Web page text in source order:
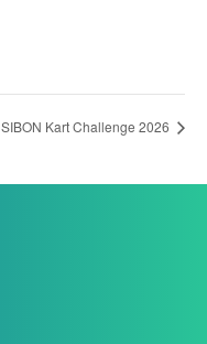
SIBON Kart Challenge 2026